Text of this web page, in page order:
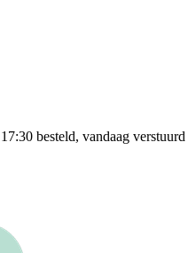
besteld, vandaag verstuurd